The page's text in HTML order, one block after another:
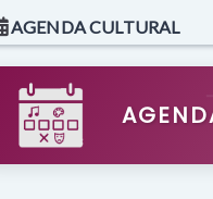
AGENDA CULTURAL